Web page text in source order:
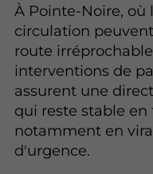
À Pointe-Noire, où
circulation
route
interventions de
assurent une
qui reste stable en
notamment en
d'urgence.